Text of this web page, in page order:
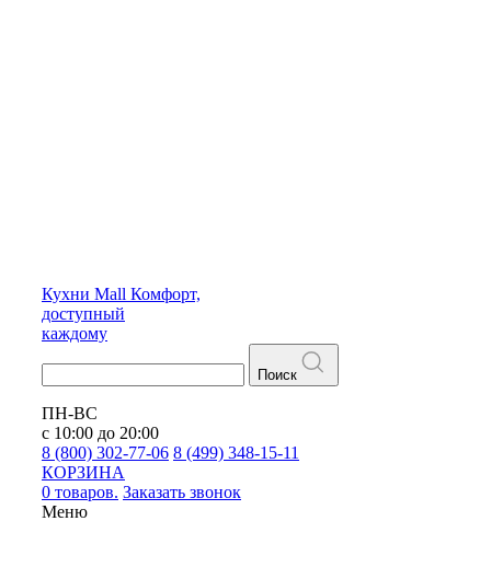
Кухни Mall Комфорт,
доступный
каждому
Поиск
ПН-ВС
с 10:00 до 20:00
8 (800) 302-77-06 8 (499) 348-15-11
КОРЗИНА
0 товаров. Заказать звонок
Меню